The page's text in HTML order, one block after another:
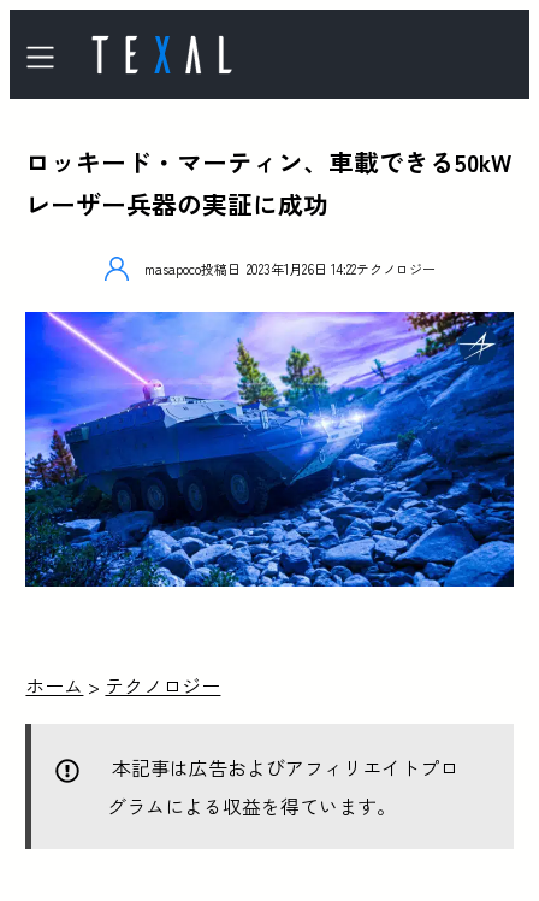
ロッキード・マーティン、車載できる50kW
レーザー兵器の実証に成功
masapoco投稿日 2023年1月26日 14:22テクノロジー
ホーム > テクノロジー
本記事は広告およびアフィリエイトプロ
グラムによる収益を得ています。